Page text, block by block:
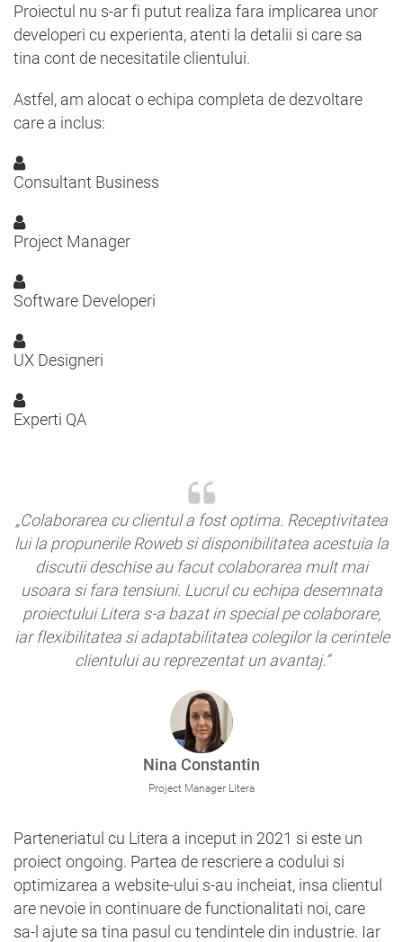
Proiectul nu s-ar fi putut realiza fara implicarea unor
developeri cu experienta, atenti la detalii si care sa
tina cont de necesitatile clientului.
Astfel, am alocat o echipa completa de dezvoltare
care a inclus:
Consultant Business
Project Manager
Software Developeri
UX Designeri
Experti QA
„Colaborarea cu clientul a fost optima. Receptivitatea
lui la propunerile Roweb si disponibilitatea acestuia la
discutii deschise au facut colaborarea mult mai
usoara si fara tensiuni. Lucrul cu echipa desemnata
proiectului Litera s-a bazat in special pe colaborare,
iar flexibilitatea si adaptabilitatea colegilor la cerintele
clientului au reprezentat un avantaj.”
Nina Constantin
Project Manager Litera
Parteneriatul cu Litera a inceput in 2021 si este un
proiect ongoing. Partea de rescriere a codului si
optimizarea a website-ului s-au incheiat, insa clientul
are nevoie in continuare de functionalitati noi, care
sa-l ajute sa tina pasul cu tendintele din industrie. Iar